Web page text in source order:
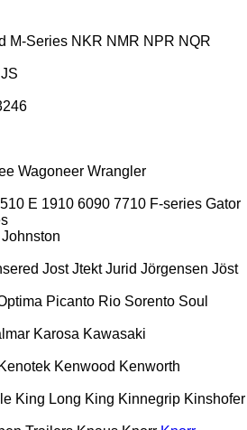
M-Series NKR NMR NPR NQR
JS
Wagoneer Wrangler
E 1910 6090 7710 F-series Gator
Johnston
Jost Jtekt Jurid Jörgensen Jöst
Picanto Rio Sorento Soul
Karosa Kawasaki
Kenotek Kenwood Kenworth
King Long King Kinnegrip Kinshofer